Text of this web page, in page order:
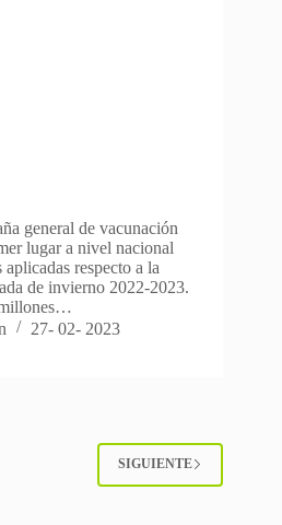
general de vacunación
lugar a nivel nacional
respecto a la
de invierno 2022-2023.
27- 02- 2023
SIGUIENTE